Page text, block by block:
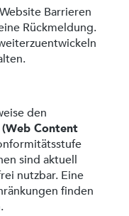
Barrieren
Rückmeldung.
den
Content
sind aktuell
nutzbar. Eine
finden